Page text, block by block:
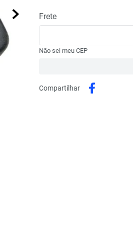
Não sei meu CEP
Compartilhar